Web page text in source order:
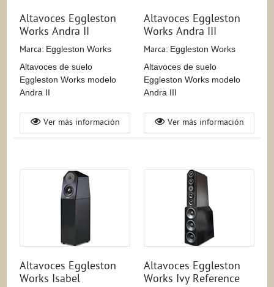
Altavoces Eggleston
Works Andra II
Marca: Eggleston Works
Altavoces de suelo
Eggleston Works modelo
Andra II
Ver más información
Altavoces Eggleston
Works Andra III
Marca: Eggleston Works
Altavoces de suelo
Eggleston Works modelo
Andra III
Ver más información
Altavoces Eggleston
Works Isabel
Altavoces Eggleston
Works Ivy Reference